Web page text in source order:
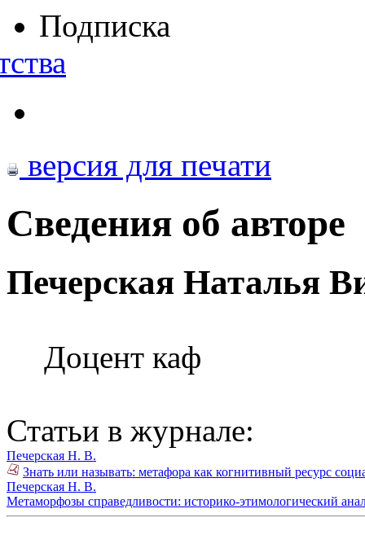
Подписка
версия для печати
Сведения об авторе
Печерская Наталья
Доцент каф
Статьи в журнале:
Печерская Н. В.
Знать или называть: метафора как когнитивный ресурс
Печерская Н. В.
Метаморфозы справедливости: историко-этимологический